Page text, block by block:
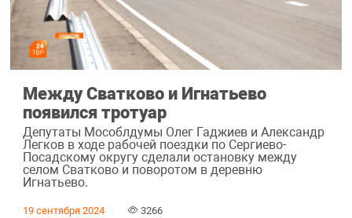
Между Сватково и Игнатьево
появился тротуар
Депутаты Мособлдумы Олег Гаджиев и Александр
Легков в ходе рабочей поездки по Сергиево-
Посадскому округу сделали остановку между
селом Сватково и поворотом в деревню
Игнатьево.
19 сентября 2024 3266